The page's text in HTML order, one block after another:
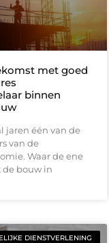
met goed
binnen
jaren één van de
van de
Waar de ene
de bouw in
DIENSTVERLENING